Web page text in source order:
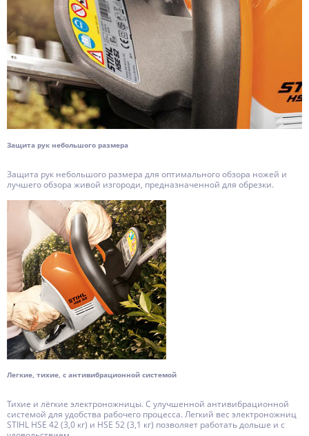
Защита рук небольшого размера
Защита рук небольшого размера для оптимального обзора ножей и
лучшего обзора живой изгороди, предназначенной для обрезки.
Легкие, тихие, с антивибрационной системой
Тихие и лёгкие электроножницы. С улучшенной антивибрационной
системой для удобства рабочего процесса. Легкий вес электроножниц
STIHL HSE 42 (3,0 кг) и HSE 52 (3,1 кг) позволяет работать дольше и с